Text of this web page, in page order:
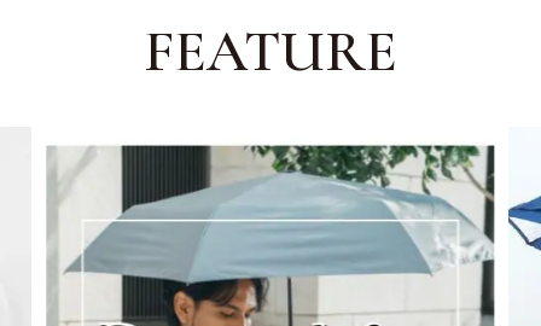
FEATURE